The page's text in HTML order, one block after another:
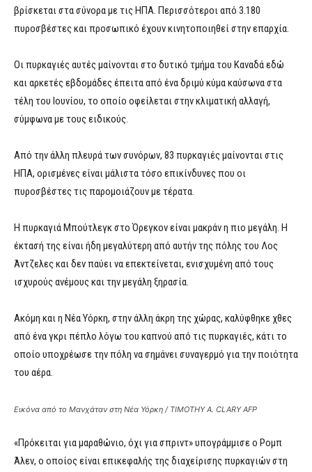
βρίσκεται στα σύνορα με τις ΗΠΑ. Περισσότεροι από 3.180
πυροσβέστες και προσωπικό έχουν κινητοποιηθεί στην επαρχία.
Οι πυρκαγιές αυτές μαίνονται στο δυτικό τμήμα του Καναδά εδώ
και αρκετές εβδομάδες έπειτα από ένα δριμύ κύμα καύσωνα στα
τέλη του Ιουνίου, το οποίο οφείλεται στην κλιματική αλλαγή,
σύμφωνα με τους ειδικούς.
Από την άλλη πλευρά των συνόρων, 83 πυρκαγιές μαίνονται στις
ΗΠΑ, ορισμένες είναι μάλιστα τόσο επικίνδυνες που οι
πυροσβέστες τις παρομοιάζουν με τέρατα.
Η πυρκαγιά Μπούτλεγκ στο Όρεγκον είναι μακράν η πιο μεγάλη. Η
έκτασή της είναι ήδη μεγαλύτερη από αυτήν της πόλης του Λος
Άντζελες και δεν παύει να επεκτείνεται, ενισχυμένη από τους
ισχυρούς ανέμους και την μεγάλη ξηρασία.
Ακόμη και η Νέα Υόρκη, στην άλλη άκρη της χώρας, καλύφθηκε χθες
από ένα γκρι πέπλο λόγω του καπνού από τις πυρκαγιές, κάτι το
οποίο υποχρέωσε την πόλη να σημάνει συναγερμό για την ποιότητα
του αέρα.
Εικόνα από το Μανχάταν στη Νέα Υόρκη / TIMOTHY A. CLARY AFP
«Πρόκειται για μαραθώνιο, όχι για σπριντ» υπογράμμισε ο Ρομπ
Άλεν, ο οποίος είναι επικεφαλής της διαχείρισης πυρκαγιών στη